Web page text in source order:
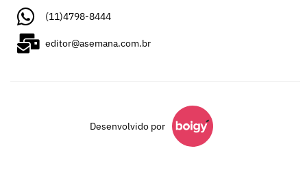
(11)4798-8444
editor@asemana.com.br
Desenvolvido por